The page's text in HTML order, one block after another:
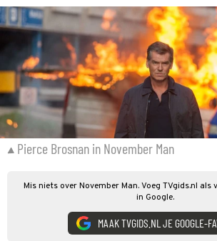
Pierce Brosnan in November Man
Mis niets over November Man. Voeg TVgids.nl
in Google.
MAAK TVGIDS.NL JE GOOGLE-